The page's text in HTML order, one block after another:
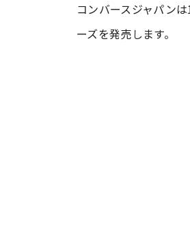
コンバースジャパン
ーズを発売します。